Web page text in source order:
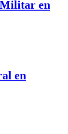
Militar en
en